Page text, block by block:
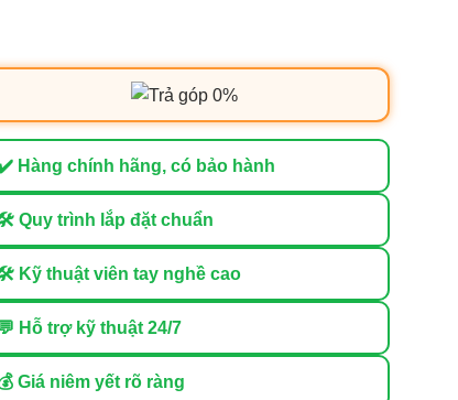
Hàng chính hãng, có bảo hành
Quy trình lắp đặt chuẩn
Kỹ thuật viên tay nghề cao
💬 Hỗ trợ kỹ thuật 24/7
Giá niêm yết rõ ràng